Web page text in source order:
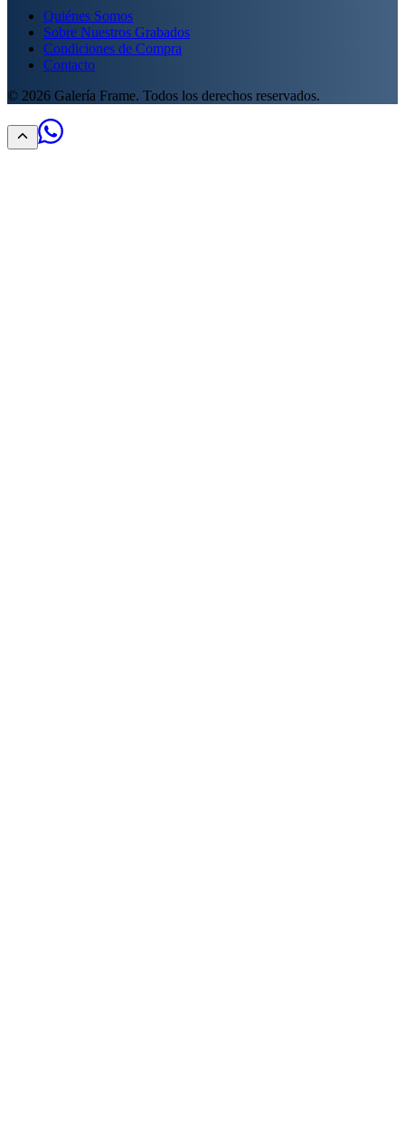
Quiénes Somos
Sobre Nuestros Grabados
Condiciones de Compra
Contacto
© 2026 Galería Frame. Todos los derechos reservados.